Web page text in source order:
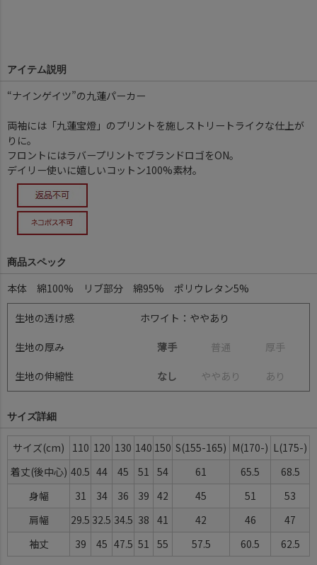
アイテム説明
“ナインゲイツ”の九蓮パーカー
両袖には「九蓮宝燈」のプリントを施しストリートライクな仕上が
りに。
フロントにはラバープリントでブランドロゴをON。
デイリー使いに嬉しいコットン100%素材。
商品スペック
本体 綿100% リブ部分 綿95% ポリウレタン5%
生地の透け感 ホワイト：ややあり
生地の厚み 薄手 普通 厚手
生地の伸縮性 なし ややあ り あ り
サイズ詳細
サイズ 110 120 130 140 150 S(155-165) M(170-) L(175-)
着丈(後中心) 40.5 44 45 51 54 61 65.5
68.5
身幅
31 34 36 39 42 45 51
53
肩幅
29.5 32.5 34.5 38 41 42 46
47
袖丈
39 45 47.5 51 55 57.5 60.5 62.5